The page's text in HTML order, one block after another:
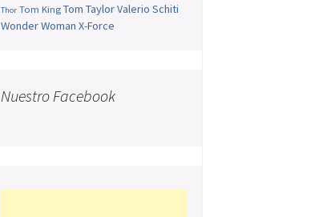
Thor Tom King Tom TaylorValerio Schiti
Wonder Woman X-Force
Nuestro Facebook